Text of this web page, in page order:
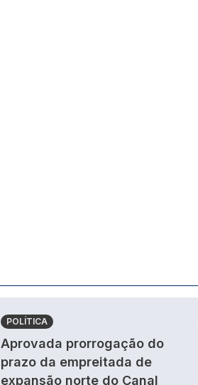
POLÍTICA
Aprovada prorrogação do
prazo da empreitada de
expansão norte do Canal